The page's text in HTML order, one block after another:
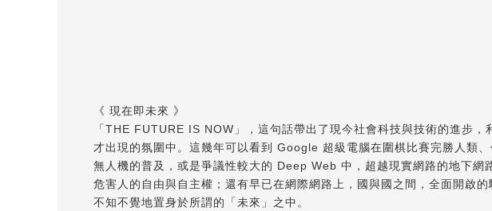
《 現在即未來 》
「THE FUTURE IS NOW」，這句話帶出了現今社會科技與技術的進步
才出現的氛圍中。這幾年可以看到 Google 超級電腦在圍棋比賽完勝人類
無人機的普及，或是爭議性較大的 Deep Web 中，超越現實網路的地下網
危害人的自由與自主權；還有早已在網際網路上，國與國之間，全面開啟
不知不覺地置身於所謂的「未來」之中。